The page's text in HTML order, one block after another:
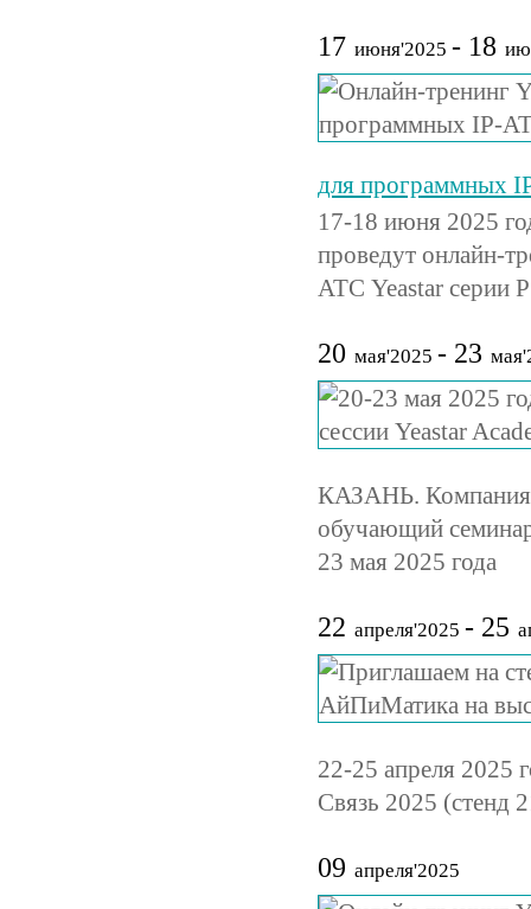
17 июня'2025 - 18
для программных
17-18 июня 2025
проведут онлайн-
АТС Yeastar серии
20 мая'2025 - 23
КАЗАНЬ. Компания
обучающий
23 мая 2025 года
22 апреля'2025 - 25
22-25 апреля 2025
Связь 2025 (стенд
09 апреля'2025